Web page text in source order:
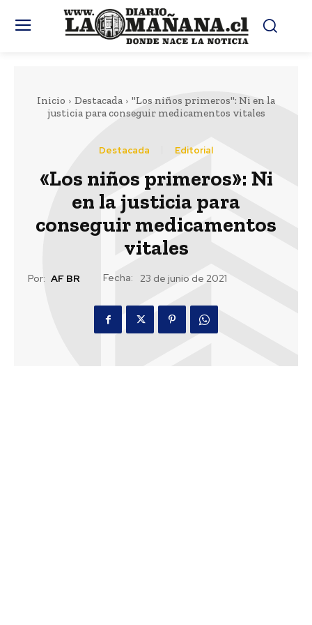
Inicio Destacada
"Los niños primeros": Ni en la
justicia para conseguir medicamentos vitales
Destacada Editorial
«Los niños primeros»: Ni
en la justicia para
conseguir medicamentos
vitales
Por: AF BR Fecha: 23 de junio de 2021